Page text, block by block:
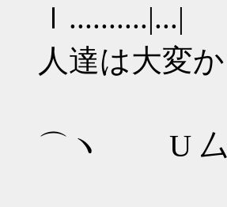
ｌ
人達は大変
'/..|
⌒ヽ U 厶イ
ｌ